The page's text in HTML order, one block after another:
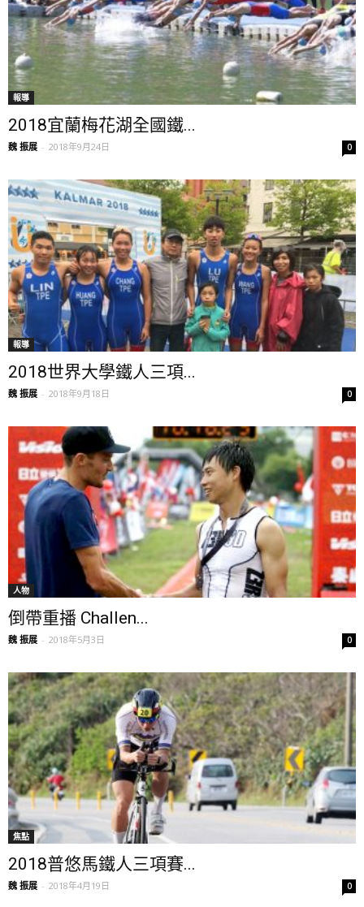
報導
2018宜蘭梅花湖全國鐵...
魏 振展 - 2018年9月24日 0
報導
2018世界大學鐵人三項...
魏 振展 - 2018年9月18日 0
人物
倒帶重播 Challen...
魏 振展 - 2018年5月3日 0
焦點
2018普悠馬鐵人三項賽...
魏 振展 - 2018年4月19日 0